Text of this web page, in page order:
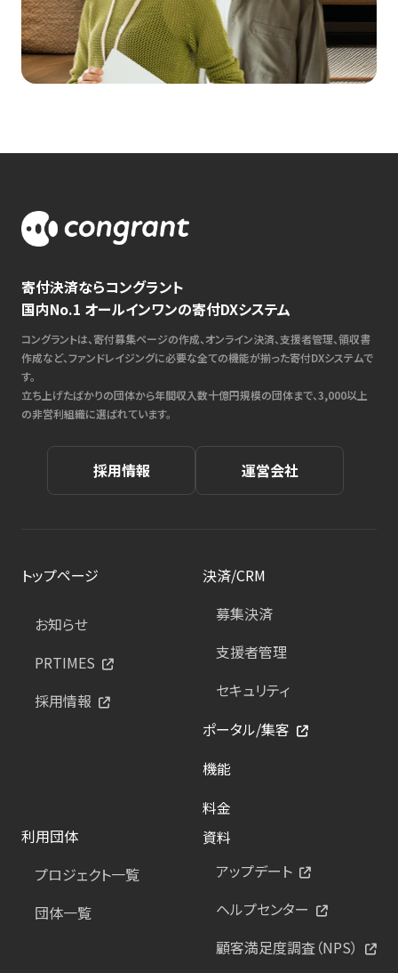
寄付決済ならコングラント
国内No.1 オールインワンの寄付DXシステム
コングラントは、寄付募集ページの作成、オンライン決済、支援者管理、領収書
作成など、ファンドレイジングに必要な全ての機能が揃った寄付DXシステムで
す。
立ち上げたばかりの団体から年間収入数十億円規模の団体まで、3,000以上
の非営利組織に選ばれています。
採用情報 運営会社
トップページ
お知らせ
PRTIMES
採用情報
決済/CRM
募集決済
支援者管理
セキュリティ
ポータル/集客
機能
料金
利用団体
プロジェクト一覧
団体一覧
資料
アップデート
ヘルプセンター
顧客満足度調査（NPS）